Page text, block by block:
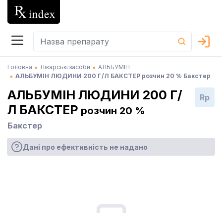
Головна Лікарські засоби
АЛЬБУМІН
АЛЬБУМІН ЛЮДИНИ 200 Г/Л БАКСТЕР розчин 20 % Бакстер
АЛЬБУМІН ЛЮДИНИ 200 Г/
Л БАКСТЕР розчин 20 %
Бакстер
Rp
Дані про ефективність не надано